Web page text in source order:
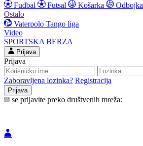
Fudbal
Futsal Košarka Odbojka
Ostalo
Vaterpolo Tango liga
Video
SPORTSKA BERZA
Prijava
Prijava
Zaboravljena lozinka? Registracija
ili se prijavite preko društvenih mreža: